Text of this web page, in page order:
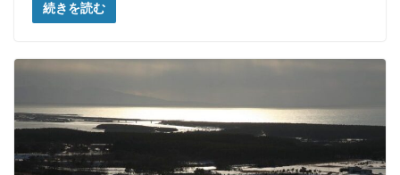
続きを読む